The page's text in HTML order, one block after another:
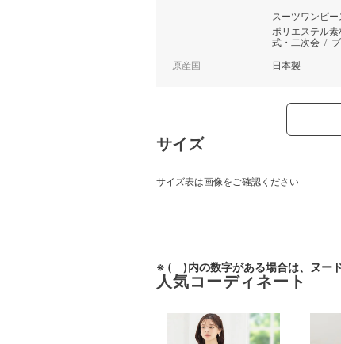
スーツワンピー
ポリエステル素
式・二次会 /
原産国 日本製
サイズ
サイズ表は画像をご確認ください
※ ( )内の数字がある場合は、ヌー
人気コーディネート